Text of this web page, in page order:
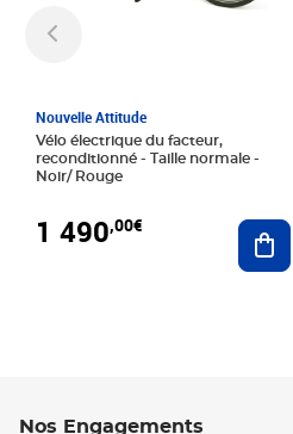
Nouvelle Attitude
Vélo électrique du facteur,
reconditionné - Taille normale -
Noir/ Rouge
1 490,00€
Nos Engagements